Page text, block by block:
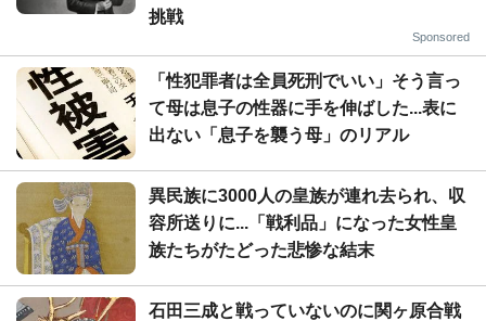
挑戦
Sponsored
「性犯罪者は全員死刑でいい」そう言っ
て母は息子の性器に手を伸ばした...表に
出ない「息子を襲う母」のリアル
異民族に3000人の皇族が連れ去られ、収
容所送りに...「戦利品」になった女性皇
族たちがたどった悲惨な結末
石田三成と戦っていないのに関ヶ原合戦